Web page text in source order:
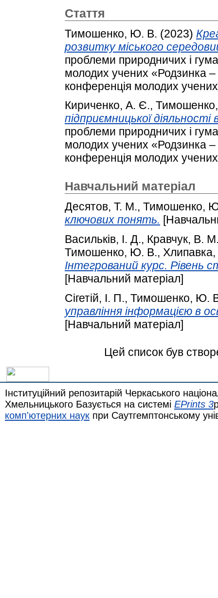
Стаття
Тимошенко, Ю. В. (2023)
розвитку міського
проблеми природничих і
молодих учених «Родзинка
конференція молодих
Кириченко, А. Є.,
підприємницької діяльності
проблеми природничих і
молодих учених «Родзинка
конференція молодих
Навчальний матеріал
Десятов, Т. М., Тимошенко,
ключових понять.
Васильків, І. Д., Кравчук, В.
Тимошенко, Ю. В.,
Інтегрований курс. Рівень
[Навчальний матеріал]
Сігетій, І. П., Тимошенко, Ю.
управління інформацією в
[Навчальний матеріал]
Цей список був
Інституційний репозитарій Черкаського
Хмельницького Базується на системі EPrints 3
комп'ютерних наук при Саутгемптонському